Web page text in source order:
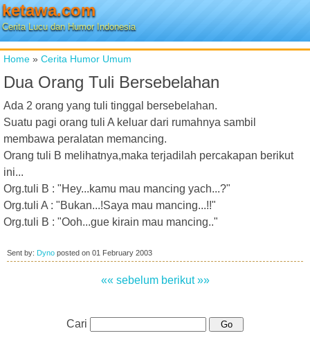
ketawa.com
Cerita Lucu dan Humor Indonesia
Home » Cerita Humor Umum
Dua Orang Tuli Bersebelahan
Ada 2 orang yang tuli tinggal bersebelahan.
Suatu pagi orang tuli A keluar dari rumahnya sambil
membawa peralatan memancing.
Orang tuli B melihatnya,maka terjadilah percakapan berikut
ini...
Org.tuli B : "Hey...kamu mau mancing yach...?"
Org.tuli A : "Bukan...!Saya mau mancing...!!"
Org.tuli B : "Ooh...gue kirain mau mancing.."
Sent by: Dyno posted on 01 February 2003
«« sebelum berikut »»
Cari